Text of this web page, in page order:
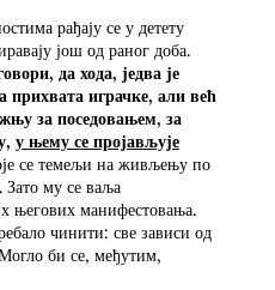
рађају се у детету
још од раног доба.
да хода, једва је
прихвата играчке, али већ
за поседовањем, за
у њему се пројављује
се темељи на живљењу по
Зато му се ваља
његових манифестовања.
чинити: све зависи од
би се, међутим,